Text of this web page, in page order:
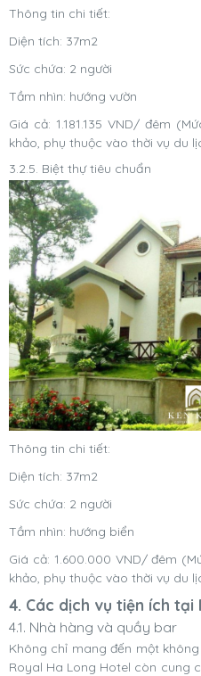
Thông tin chi tiết:
Diện tích: 37m2
Sức chứa: 2 người
Tầm nhìn: hướng vườn
Giá cả: 1.181.135 VND/ đêm
khảo, phụ thuộc vào thời vụ du
3.2.5. Biệt thự tiêu chuẩn
Thông tin chi tiết:
Diện tích: 37m2
Sức chứa: 2 người
Tầm nhìn: hướng biển
Giá cả: 1.600.000 VND/ đêm
khảo, phụ thuộc vào thời vụ du
4. Các dịch vụ tiện ích tại
4.1. Nhà hàng và quầy bar
Không chỉ mang đến một
Royal Ha Long Hotel còn cung